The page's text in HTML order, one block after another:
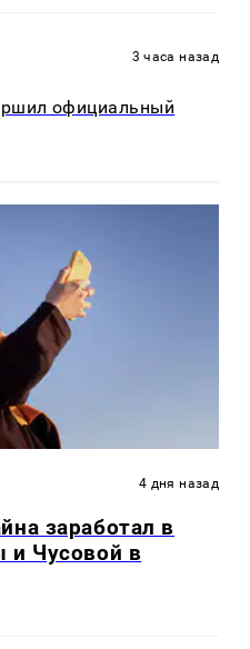
3 часа назад
официальный
4 дня назад
заработал в
и Чусовой в